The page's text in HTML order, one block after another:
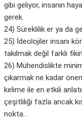
gibi geliyor, insanın
gerek.
24) Süreklilik er ya da
25) İdeolojiler insanı
takılmak değil farklı
26) Mühendislikte
çıkarmak ne kadar
kelime ile en etkili
çeşitliliği fazla ancak
nokta…